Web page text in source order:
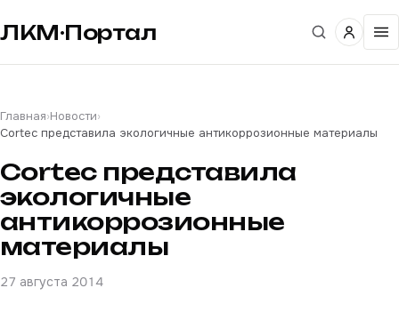
ЛКМ·Портал
Главная›Новости›
Cortec представила экологичные антикоррозионные материалы
Cortec представила
экологичные
антикоррозионные
материалы
27 августа 2014